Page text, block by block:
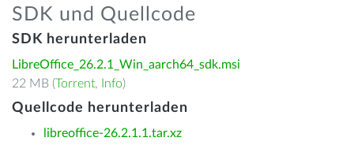
SDK und Quellcode
SDK herunterladen
LibreOffice_26.2.1_Win_aarch64_sdk.msi
22 MB (Torrent, Info)
Quellcode herunterladen
libreoffice-26.2.1.1.tar.xz